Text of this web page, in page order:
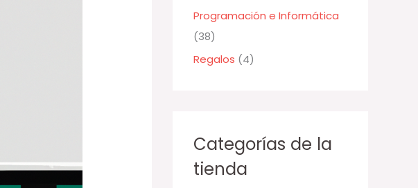
Programación e Informática
(38)
Regalos (4)
Categorías de la
tienda